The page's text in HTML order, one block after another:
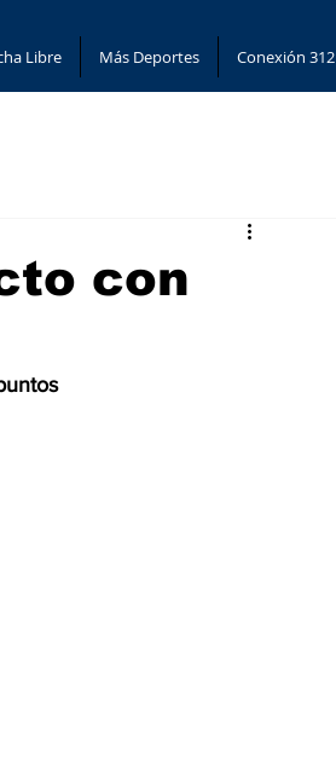
Libre Más Deportes Conexión 312
con